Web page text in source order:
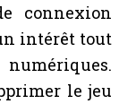
connexion
intérêt tout
le jeu